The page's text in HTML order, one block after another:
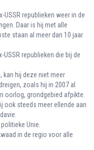
USSR republieken weer in de
Daar is hij met alle
staan al meer dan 10 jaar
USSR republieken die bij de
kan hij deze niet meer
zoals hij in 2007 al
oorlog, grondgebied afpikte.
ook steeds meer ellende aan
Unie.
in de regio voor alle